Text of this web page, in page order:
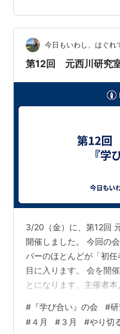
す。ネットに落ちてい
「研究室選びのコツは
「卒論書くために○徹し
がはびこっているものが
今日もいわし、はぐれ
第12回 元西川研究
3/20（金）に、第12回
開催しました。 今回の
バーのほとんどが「初
目に入ります。 会を開
とになります。主催者
室の卒業・修了生の方
が続いていくことに、と
# 『学び合い』の会 #
#４月 #３月 #やり切